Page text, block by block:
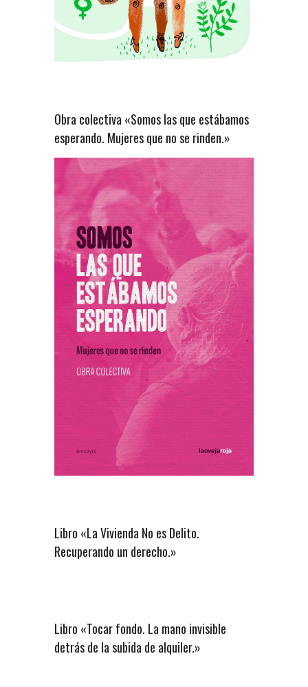
Obra colectiva «Somos las que estábamos
esperando. Mujeres que no se rinden.»
Libro «La Vivienda No es Delito.
Recuperando un derecho.»
Libro «Tocar fondo. La mano invisible
detrás de la subida de alquiler.»